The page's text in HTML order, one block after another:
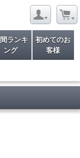
ランキ
ング
初めてのお
客様